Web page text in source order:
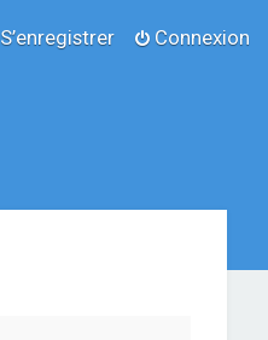
Connexion
S’enregistrer